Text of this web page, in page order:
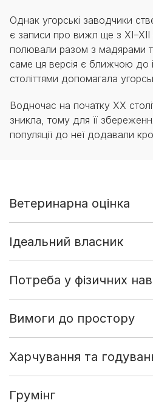
Однак угорські заводчики
є записи про вижл ще з XI–XII
полювали разом з мадярами
саме ця версія є ближчою до
століттями допомагала
Водночас на початку XX
зникла, тому для її
популяції до неї додавали
Ветеринарна оцінка
Ідеальний власник
Потреба у фізичних
Вимоги до простору
Харчування та
Грумінг